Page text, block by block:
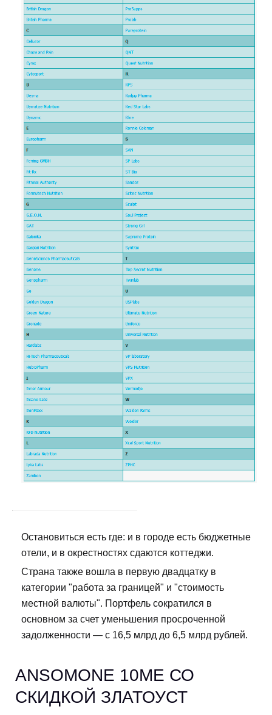
Остановиться есть где: и в городе есть бюджетные
отели, и в окрестностях сдаются коттеджи.
Страна также вошла в первую двадцатку в
категории "работа за границей" и "стоимость
местной валюты". Портфель сократился в
основном за счет уменьшения просроченной
задолженности — с 16,5 млрд до 6,5 млрд рублей.
ANSOMONE 10ME СО
СКИДКОЙ ЗЛАТОУСТ